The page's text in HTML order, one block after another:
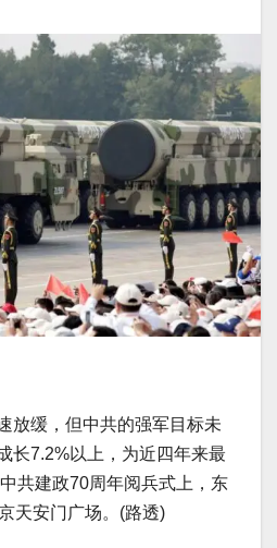
放缓，但中共的强军目标未
长7.2%以上，为近四年来最
共建政70周年阅兵式上，东
天安门广场。(路透)